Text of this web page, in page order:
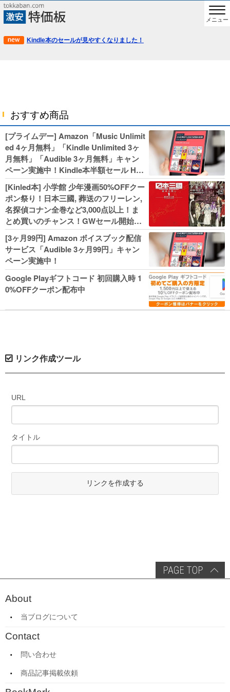
メニュー
Kindle本のセールが見やすくなりました！
おすすめ商品
[プライムデー] Amazon「Music Unlimit
ed 4ヶ月無料」「Kindle Unlimited 3ヶ
月無料」「Audible 3ヶ月無料」キャン
ペーン実施中！Kindle本半額セール HU
NTER×HUNTERなど集英社、無職転生,
幼女戦記などKADOKAWA、キャプテン
翼100円セールも！
[Kinled本] 小学館 少年漫画50%OFFクー
ポン祭り！日本三國, 葬送のフリーレン,
名探偵コナン全巻など3,000点以上！ま
とめ買いのチャンス！GWセール開始！
人気コミック多数 カドカワ祭やIT関連本
がセールに！
[3ヶ月99円] Amazon ボイスブック配信
サービス「Audible 3ヶ月99円」キャン
ペーン実施中！
Google Playギフトコード 初回購入時 1
0%OFFクーポン配布中
リンク作成ツール
URL
タイトル
リンクを作成する
About
当ブログについて
Contact
問い合わせ
商品記事掲載依頼